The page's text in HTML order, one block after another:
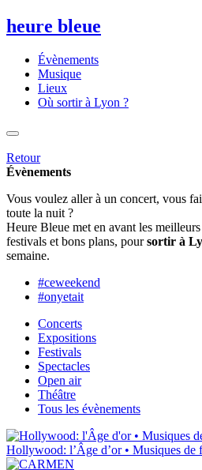
heure bleue
Évènements
Musique
Lieux
Où sortir à Lyon ?
Retour
Évènements
Vous voulez aller à un concert, vous
toute la nuit ?
Heure Bleue met en avant les
festivals et bons plans, poursortir à
semaine.
#ceweekend
#onyetait
Concerts
Expositions
Festivals
Spectacles
Open air
Théâtre
Tous les évènements
Hollywood: l’Âge d’or • Musiques